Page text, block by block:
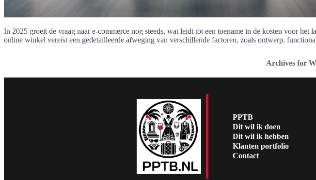
In 2025 groeit de vraag naar e-commerce nog steeds, wat leidt tot een toename in de kosten voor
online winkel vereist een gedetailleerde afweging van verschillende factoren, zoals ontwerp,
Archives for
PPTB
Dit wil ik doen
Dit wil ik hebben
Klanten portfolio
Contact